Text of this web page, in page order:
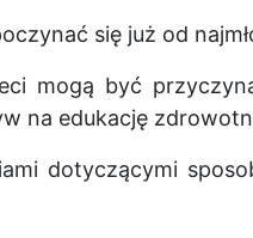
się już od
mogą być
na edukację
dotyczącymi